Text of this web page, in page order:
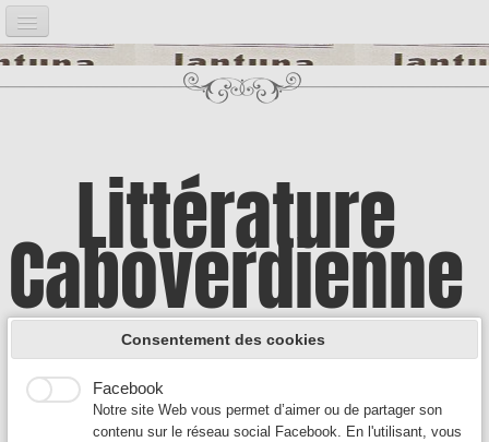
Accueil
Introduction
Illustrations▼
Auteurs A▼
Auteurs B - C▼
Littérature
Caboverdienne
A la découverte d'une culture encore
méconnue
Consentement des cookies
Google Analytics
Google Analytics est un service utilisé sur notre site Web
qui permet de suivre, de signaler le trafic et de mesurer la
manière dont les utilisateurs interagissent avec le contenu
de notre site Web afin de l’améliorer et de fournir de
Facebook
Notre site Web vous permet d’aimer ou de partager son
contenu sur le réseau social Facebook. En l'utilisant, vous